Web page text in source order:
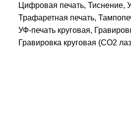
Цифровая печать, Тиснение,
Трафаретная печать,
УФ-печать круговая,
Гравировка круговая (CO2